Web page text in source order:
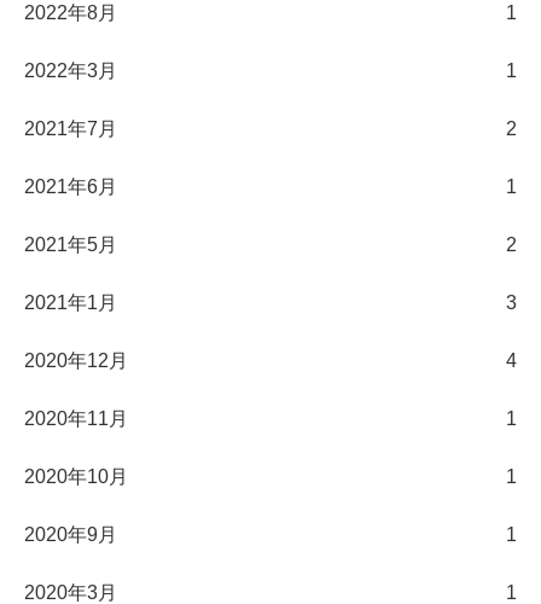
2022年8月 1
2022年3月 1
2021年7月 2
2021年6月 1
2021年5月 2
2021年1月 3
2020年12月 4
2020年11月 1
2020年10月 1
2020年9月 1
2020年3月 1